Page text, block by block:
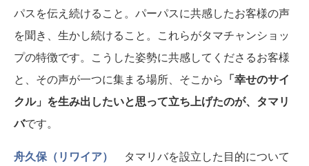
パスを伝え続けること。パーパスに共感したお客様の声
を聞き、生かし続けること。これらがタマチャンショッ
プの特徴です。こうした姿勢に共感してくださるお客様
と、その声が一つに集まる場所、そこから 「幸せのサイ
クル」を生み出したいと思って立ち上げたのが、タマリ
バです。
舟久保（リワイア）
タマリバを設立した目的について